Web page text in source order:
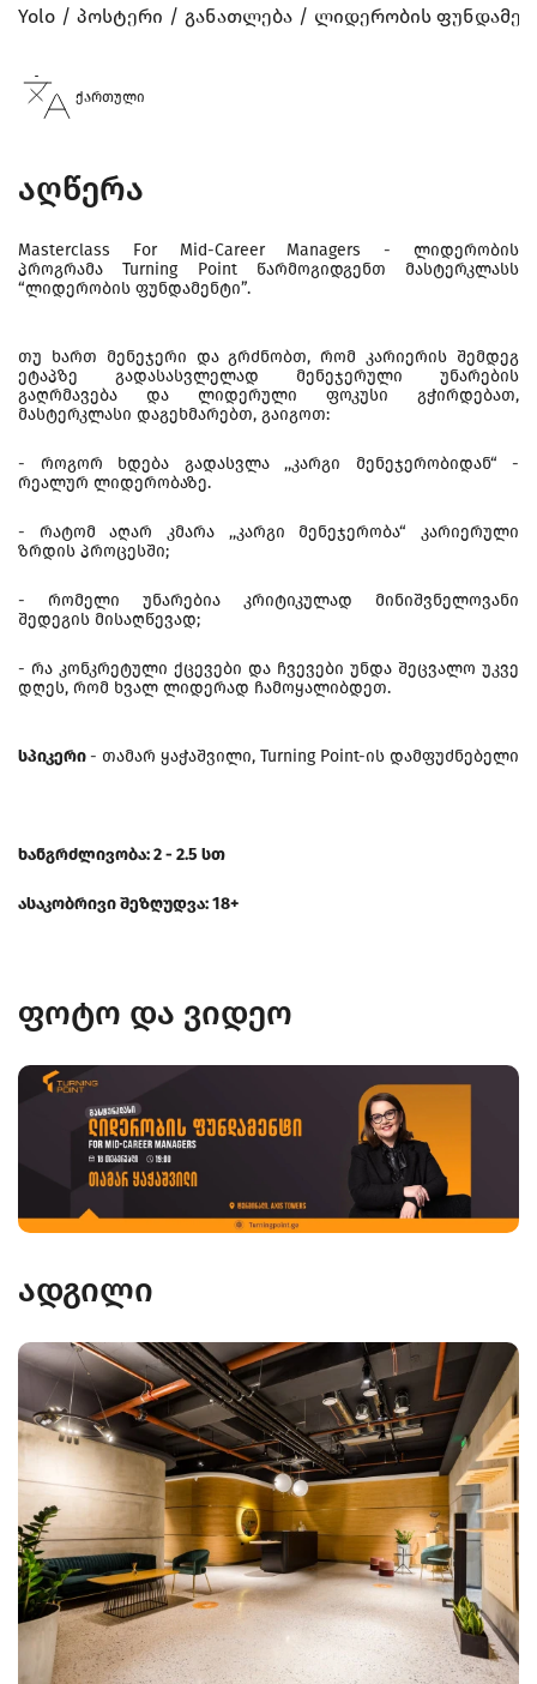
Yolo პოსტერი განათლება ლიდერობის
ქართული
აღწერა
Masterclass For Mid-Career Managers - ლიდერობის
პროგრამა Turning Point წარმოგიდგენთ მასტერკლასს
“ლიდერობის ფუნდამენტი”.
თუ ხართ მენეჯერი და გრძნობთ, რომ კარიერის შემდეგ
ეტაპზე გადასასვლელად მენეჯერული უნარების
გაღრმავება და ლიდერული ფოკუსი გჭირდებათ,
მასტერკლასი დაგეხმარებთ, გაიგოთ:
- როგორ ხდება გადასვლა ,,კარგი მენეჯერობიდან“ -
რეალურ ლიდერობაზე.
- რატომ აღარ კმარა ,,კარგი მენეჯერობა“ კარიერული
ზრდის პროცესში;
- რომელი უნარებია კრიტიკულად მინიშვნელოვანი
შედეგის მისაღწევად;
- რა კონკრეტული ქცევები და ჩვევები უნდა შეცვალო უკვე
დღეს, რომ ხვალ ლიდერად ჩამოყალიბდეთ.
სპიკერი- თამარ ყაჭაშვილი, Turning Point-ის დამფუძნებელი
ხანგრძლივობა: 2 - 2.5 სთ
ასაკობრივი შეზღუდვა: 18+
ფოტო და ვიდეო
ადგილი